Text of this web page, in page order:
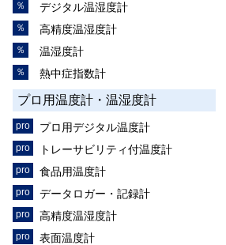
デジタル温湿度計
高精度温湿度計
温湿度計
熱中症指数計
プロ用温度計・温湿度計
プロ用デジタル温度計
トレーサビリティ付温度計
食品用温度計
データロガー・記録計
高精度温湿度計
表面温度計